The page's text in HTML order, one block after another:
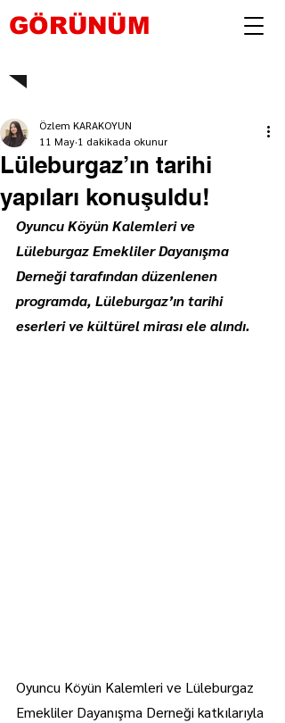
GÖRÜNÜM
Lüleburgaz’ın tarihi
yapıları konuşuldu!
Özlem KARAKOYUN
11 May 1 dakikada okunur
Oyuncu Köyün Kalemleri ve
Lüleburgaz Emekliler Dayanışma
Derneği tarafından düzenlenen
programda, Lüleburgaz’ın tarihi
eserleri ve kültürel mirası ele alındı.
Oyuncu Köyün Kalemleri ve Lüleburgaz
Emekliler Dayanışma Derneği katkılarıyla